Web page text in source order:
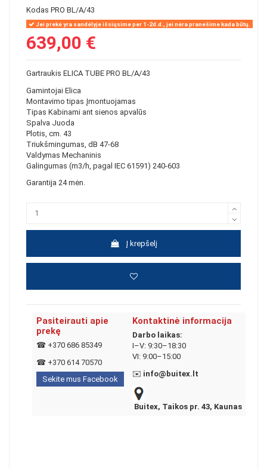
Kodas PRO BL/A/43
Jei prekė yra sandėlyje išsiųsime per 1-2d.d., jei nėra pranešime kada būtų.
639,00 €
Gartraukis ELICA TUBE PRO BL/A/43
Gamintojai Elica
Montavimo tipas Įmontuojamas
Tipas Kabinami ant sienos apvalūs
Spalva Juoda
Plotis, cm. 43
Triukšmingumas, dB 47-68
Valdymas Mechaninis
Galingumas (m3/h, pagal IEC 61591) 240-603
Garantija 24 mėn.
Į krepšelį
Pasiteirauti apie
prekę
☎ +370 686 85349
☎ +370 614 70570
Sekite mus Facebook
Kontaktinė informacija
Darbo laikas:
I–V: 9:30–18:30
VI: 9:00–15:00
✉️ info@buitex.lt
Buitex, Taikos pr. 43, Kaunas